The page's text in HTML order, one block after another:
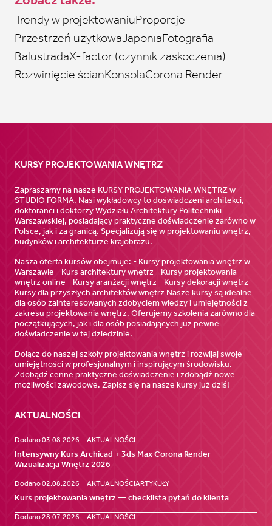
Trendy w projektowaniuProporcje
Przestrzeń użytkowaJaponiaFotografia
BalustradaX-factor (czynnik zaskoczenia)
Rozwinięcie ścianKonsolaCorona Render
KURSY PROJEKTOWANIA WNĘTRZ
Zapraszamy na nasze KURSY PROJEKTOWANIA WNĘTRZ w
STUDIO FORMA. Nasi wykładowcy to doświadczeni architekci,
doktoranci i doktorzy Wydziału Architektury Politechniki
Warszawskiej, posiadający praktyczne doświadczenie zarówno w
Polsce, jak i za granicą. Specjalizują się w projektowaniu wnętrz,
budynków i architekturze krajobrazu.
Nasza oferta kursów obejmuje: - Kursy projektowania wnętrz w
Warszawie - Kurs architektury wnętrz - Kursy projektowania
wnętrz online - Kursy aranżacji wnętrz - Kursy dekoracji wnętrz -
Kursy dla przyszłych architektów wnętrz Nasze kursy są idealne
dla osób zainteresowanych zdobyciem wiedzy i umiejętności z
zakresu projektowania wnętrz. Oferujemy szkolenia zarówno dla
początkujących, jak i dla osób posiadających już pewne
doświadczenie w tej dziedzinie.
Dołącz do naszej szkoły projektowania wnętrz i rozwijaj swoje
umiejętności w profesjonalnym i inspirującym środowisku.
Zdobądź cenne praktyczne doświadczenie i zdobądź nowe
możliwości zawodowe. Zapisz się na nasze kursy już dziś!
AKTUALNOŚCI
Dodano 03.08.2026 AKTUALNOŚCI
Intensywny Kurs Archicad + 3ds Max Corona Render –
Wizualizacja Wnętrz 2026
Dodano 02.08.2026 AKTUALNOŚCIARTYKUŁY
Kurs projektowania wnętrz — checklista pytań do klienta
Dodano 28.07.2026 AKTUALNOŚCI